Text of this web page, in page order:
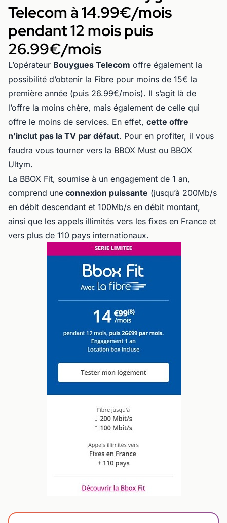
Telecom à 14.99€/mois
pendant 12 mois puis
26.99€/mois
L’opérateur Bouygues Telecom offre également la
possibilité d’obtenir la Fibre pour moins de 15€ la
première année (puis 26.99€/mois). Il s’agit là de
l’offre la moins chère, mais également de celle qui
offre le moins de services. En effet, cette offre
n’inclut pas la TV par défaut. Pour en profiter, il vous
faudra vous tourner vers la BBOX Must ou BBOX
Ultym.
La BBOX Fit, soumise à un engagement de 1 an,
comprend une connexion puissante (jusqu’à 200Mb/s
en débit descendant et 100Mb/s en débit montant,
ainsi que les appels illimités vers les fixes en France et
vers plus de 110 pays internationaux.